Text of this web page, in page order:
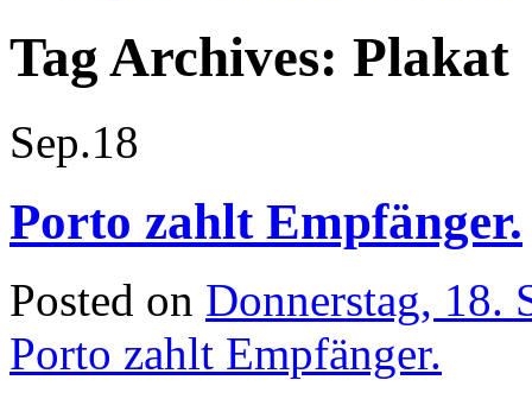
Tag Archives: Plakat
Sep.18
Porto zahlt Empfänger.
Posted on Donnerstag, 18.
Porto zahlt Empfänger.